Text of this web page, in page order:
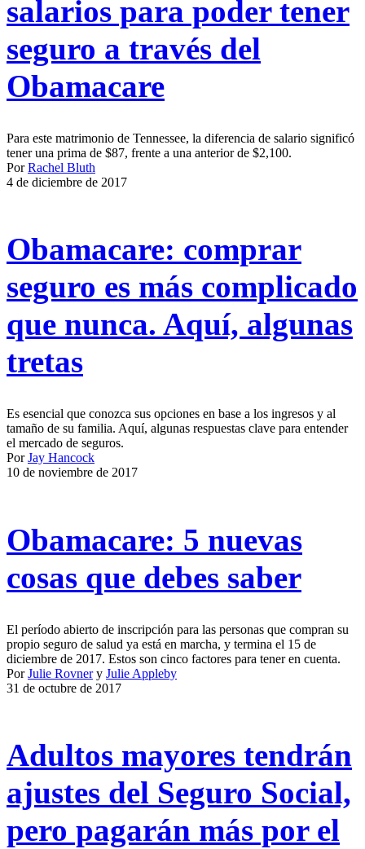
salarios para poder tener
seguro a través del
Obamacare
Para este matrimonio de Tennessee, la diferencia de salario significó
tener una prima de $87, frente a una anterior de $2,100.
PorRachel Bluth
4 de diciembre de 2017
Obamacare: comprar
seguro es más complicado
que nunca. Aquí, algunas
tretas
Es esencial que conozca sus opciones en base a los ingresos y al
tamaño de su familia. Aquí, algunas respuestas clave para entender
el mercado de seguros.
PorJay Hancock
10 de noviembre de 2017
Obamacare: 5 nuevas
cosas que debes saber
El período abierto de inscripción para las personas que compran su
propio seguro de salud ya está en marcha, y termina el 15 de
diciembre de 2017. Estos son cinco factores para tener en cuenta.
PorJulie Rovnery Julie Appleby
31 de octubre de 2017
Adultos mayores tendrán
ajustes del Seguro Social,
pero pagarán más por el